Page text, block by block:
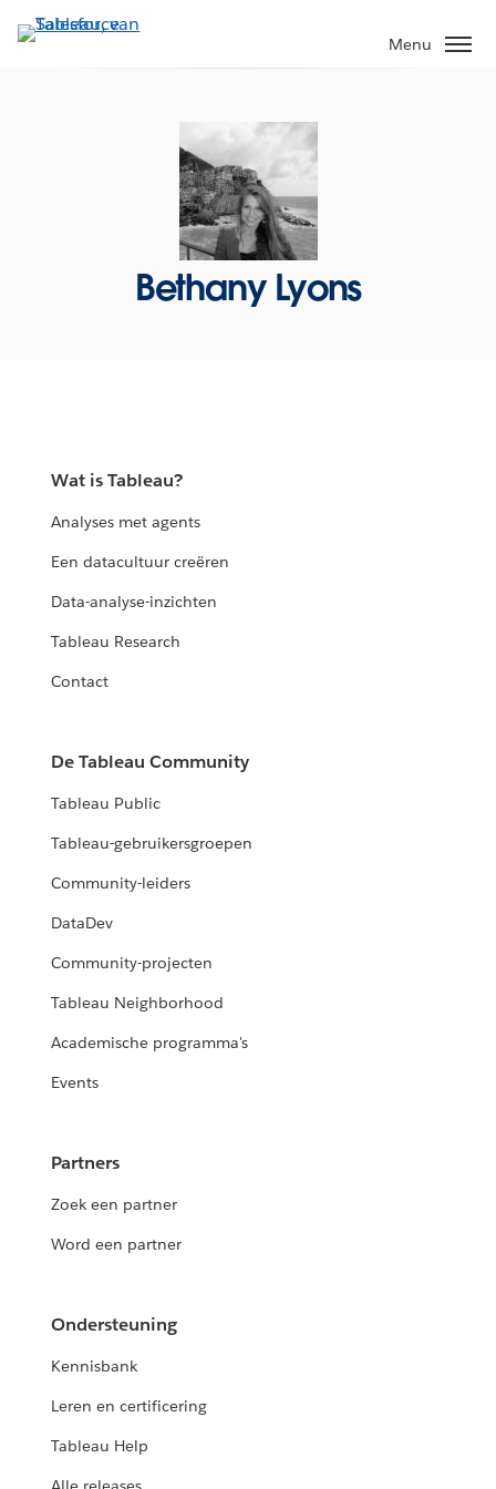
Verder
naar
Menu
Bethany Lyons
Wat is Tableau?
Analyses met agents
Een datacultuur creëren
Data-analyse-inzichten
Tableau Research
Contact
De Tableau Community
Tableau Public
Tableau-gebruikersgroepen
Community-leiders
DataDev
Community-projecten
Tableau Neighborhood
Academische programma's
Events
Partners
Zoek een partner
Word een partner
Ondersteuning
Kennisbank
Leren en certificering
Tableau Help